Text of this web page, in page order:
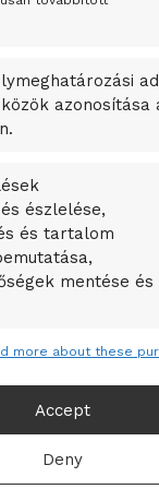
észlelése,
és tartalom
mentése és
more about these
Accept
Deny
programjainak
jelentkezik
államtitkárait
okozta
Muszukajev